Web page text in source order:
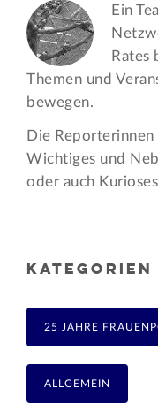
Ein
Rates
Themen und
bewegen.
Die
Wichtiges und
oder auch
KATEGORIEN
25 JAHRE
ALLGEMEIN